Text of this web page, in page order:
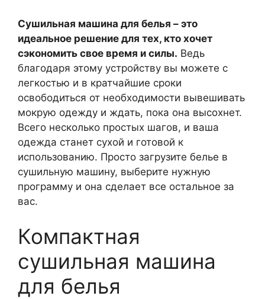
Сушильная машина для белья – это
идеальное решение для тех, кто хочет
сэкономить свое время и силы. Ведь
благодаря этому устройству вы можете с
легкостью и в кратчайшие сроки
освободиться от необходимости вывешивать
мокрую одежду и ждать, пока она высохнет.
Всего несколько простых шагов, и ваша
одежда станет сухой и готовой к
использованию. Просто загрузите белье в
сушильную машину, выберите нужную
программу и она сделает все остальное за
вас.
Компактная
сушильная машина
для белья